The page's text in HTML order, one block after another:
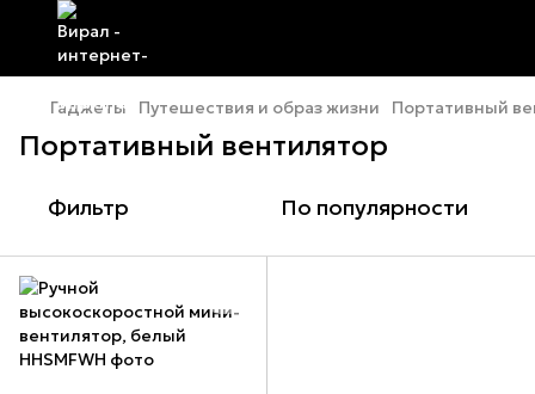
Гаджеты Путешествия и образ жизни Портативный
Портативный вентилятор
Фильтр По популярности